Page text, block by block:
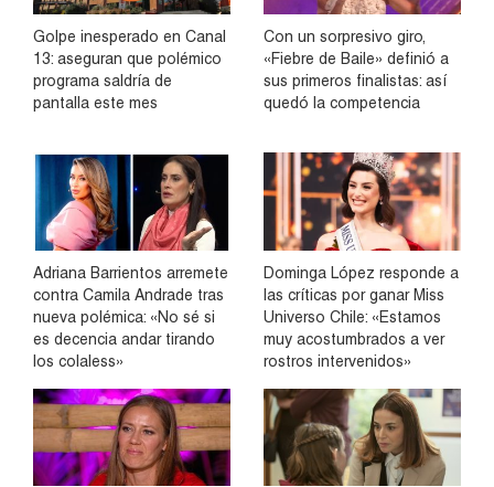
Golpe inesperado en Canal
13: aseguran que polémico
programa saldría de
pantalla este mes
Con un sorpresivo giro,
«Fiebre de Baile» definió a
sus primeros finalistas: así
quedó la competencia
Adriana Barrientos arremete
contra Camila Andrade tras
nueva polémica: «No sé si
es decencia andar tirando
los colaless»
Dominga López responde a
las críticas por ganar Miss
Universo Chile: «Estamos
muy acostumbrados a ver
rostros intervenidos»